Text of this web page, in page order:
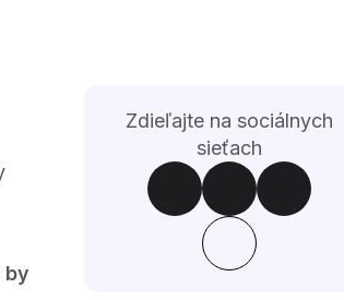
by
Zdieľajte na sociálnych
sieťach